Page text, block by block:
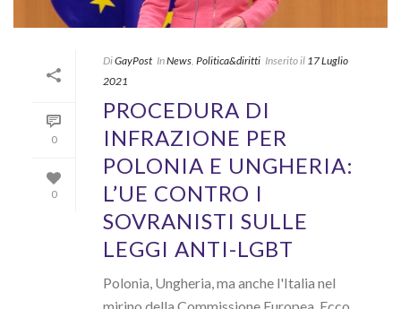
0
0
DiGayPost InNews, Politica&diritti Inserito il 17 Luglio
2021
PROCEDURA DI
INFRAZIONE PER
POLONIA E UNGHERIA:
L’UE CONTRO I
SOVRANISTI SULLE
LEGGI ANTI-LGBT
Polonia, Ungheria, ma anche l'Italia nel